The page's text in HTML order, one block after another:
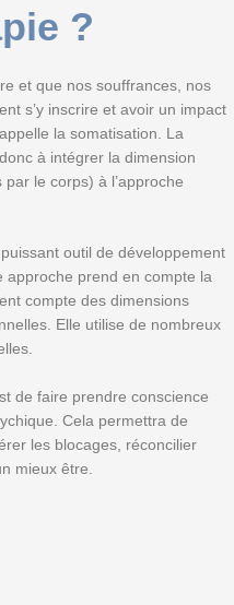
?
et que nos souffrances, nos
s’y inscrire et avoir un impact
la somatisation. La
à intégrer la dimension
le corps) à l’approche
outil de développement
approche prend en compte la
compte des dimensions
Elle utilise de nombreux
de faire prendre conscience
Cela permettra de
les blocages, réconcilier
mieux être.